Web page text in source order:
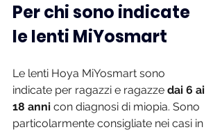
Per chi sono indicate
le lenti MiYosmart
Le lenti Hoya MiYosmart sono
indicate per ragazzi e ragazze dai 6 ai
18 anni con diagnosi di miopia. Sono
particolarmente consigliate nei casi in